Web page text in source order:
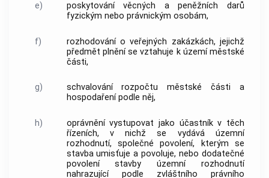
e)
poskytování věcných a peněžních darů
fyzickým nebo právnickým osobám,
f)
rozhodování o veřejných zakázkách, jejichž
předmět plnění se vztahuje k území městské
části,
g)
schvalování rozpočtu městské části a
hospodaření podle něj,
h)
oprávnění vystupovat jako účastník v těch
řízeních, v nichž se vydává územní
rozhodnutí, společné povolení, kterým se
stavba umisťuje a povoluje, nebo dodatečné
povolení stavbyúzemní rozhodnutí
nahrazující podle zvláštního právního